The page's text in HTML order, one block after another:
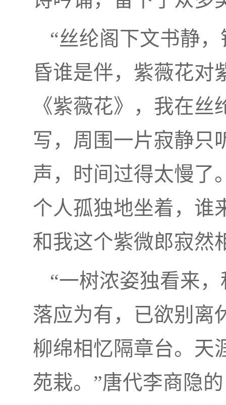
“丝纶阁下文书静
昏谁是伴，紫薇花对
《紫薇花》，我在
写，周围一片寂静只
声，时间过得太慢了
个人孤独地坐着，谁
和我这个紫微郎寂然
“一树浓姿独看来
落应为有，已欲别离
柳绵相忆隔章台。天
苑栽。”唐代李商隐